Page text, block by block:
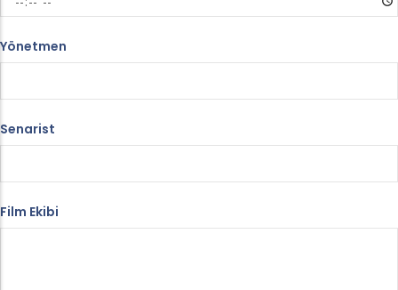
Yönetmen
Senarist
Film Ekibi